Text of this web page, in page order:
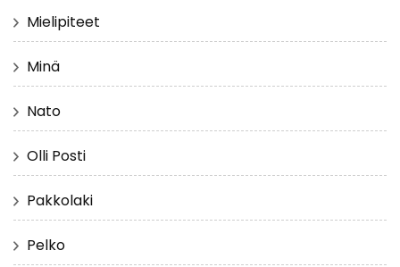
Mielipiteet
Minä
Nato
Olli Posti
Pakkolaki
Pelko